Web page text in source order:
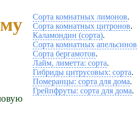
Сорта комнатных лимонов.
Сорта комнатных цитронов.
Каламондин (сорта).
Сорта комнатных апельсинов
Сорта бергамотов.
Лайм, лиметта: сорта.
Гибриды цитрусовых: сорта.
Померанцы: сорта для дома.
Грейпфруты: сорта для дома.